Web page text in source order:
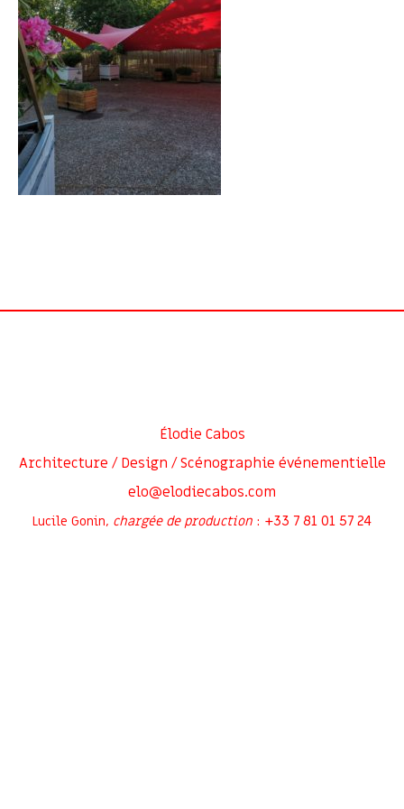
Élodie Cabos
Architecture / Design / Scénographie événementielle
elo@elodiecabos.com
Lucile Gonin, chargée de production : +33 7 81 01 57 24